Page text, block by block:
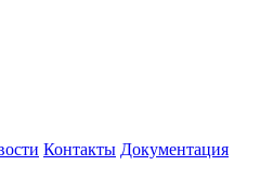
Контакты Документация